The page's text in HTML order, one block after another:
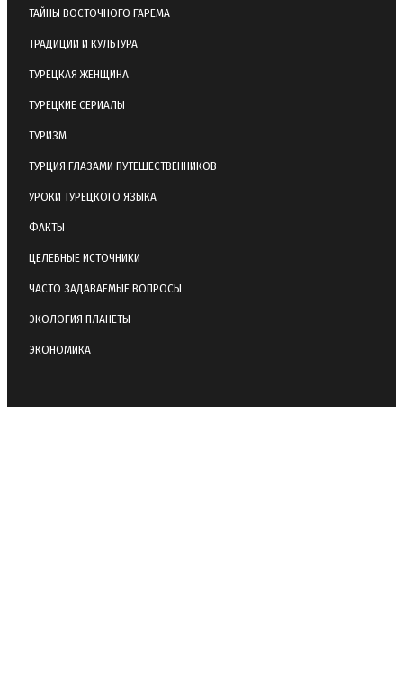
ТАЙНЫ ВОСТОЧНОГО ГАРЕМА
ТРАДИЦИИ И КУЛЬТУРА
ТУРЕЦКАЯ ЖЕНЩИНА
ТУРЕЦКИЕ СЕРИАЛЫ
ТУРИЗМ
ТУРЦИЯ ГЛАЗАМИ ПУТЕШЕСТВЕННИКОВ
УРОКИ ТУРЕЦКОГО ЯЗЫКА
ФАКТЫ
ЦЕЛЕБНЫЕ ИСТОЧНИКИ
ЧАСТО ЗАДАВАЕМЫЕ ВОПРОСЫ
ЭКОЛОГИЯ ПЛАНЕТЫ
ЭКОНОМИКА